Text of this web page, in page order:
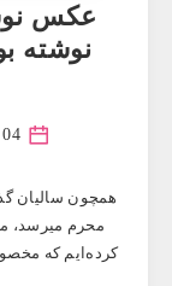
عکس
نوشته
04 آگوست 2020
همچون سالیان
محرم میرسد،
کرده‌ایم که